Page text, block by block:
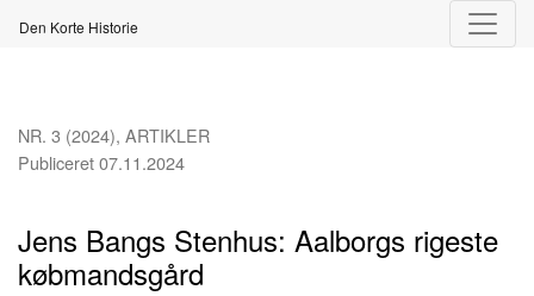
Den Korte Historie
NR. 3 (2024), ARTIKLER
Jens Bangs Stenhus: Aalborgs rigeste
købmandsgård
Publiceret 07.11.2024